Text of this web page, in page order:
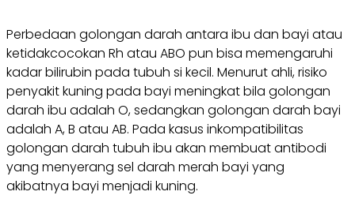
Perbedaan golongan darah antara ibu dan bayi atau
ketidakcocokan Rh atau ABO pun bisa memengaruhi
kadar bilirubin pada tubuh si kecil. Menurut ahli, risiko
penyakit kuning pada bayi meningkat bila golongan
darah ibu adalah O, sedangkan golongan darah bayi
adalah A, B atau AB. Pada kasus inkompatibilitas
golongan darah tubuh ibu akan membuat antibodi
yang menyerang sel darah merah bayi yang
akibatnya bayi menjadi kuning.